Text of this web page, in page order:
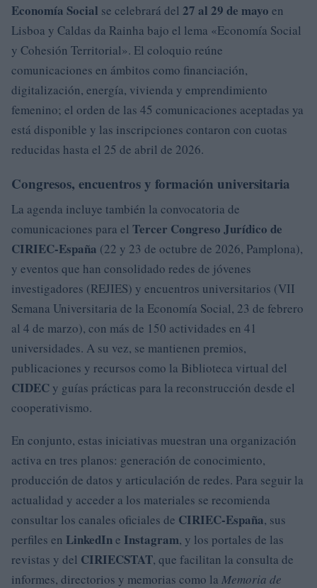
Economía Social se celebrará del 27 al 29 de mayo en
Lisboa y Caldas da Rainha bajo el lema «Economía Social
y Cohesión Territorial». El coloquio reúne
comunicaciones en ámbitos como financiación,
digitalización, energía, vivienda y emprendimiento
femenino; el orden de las 45 comunicaciones aceptadas ya
está disponible y las inscripciones contaron con cuotas
reducidas hasta el 25 de abril de 2026.
Congresos, encuentros y formación universitaria
La agenda incluye también la convocatoria de
comunicaciones para el Tercer Congreso Jurídico de
CIRIEC-España (22 y 23 de octubre de 2026, Pamplona),
y eventos que han consolidado redes de jóvenes
investigadores (REJIES) y encuentros universitarios (VII
Semana Universitaria de la Economía Social, 23 de febrero
al 4 de marzo), con más de 150 actividades en 41
universidades. A su vez, se mantienen premios,
publicaciones y recursos como la Biblioteca virtual del
CIDEC y guías prácticas para la reconstrucción desde el
cooperativismo.
En conjunto, estas iniciativas muestran una organización
activa en tres planos: generación de conocimiento,
producción de datos y articulación de redes. Para seguir la
actualidad y acceder a los materiales se recomienda
consultar los canales oficiales de CIRIEC-España, sus
perfiles en LinkedIne Instagram, y los portales de las
revistas y del CIRIECSTAT, que facilitan la consulta de
informes, directorios y memorias como la Memoria de